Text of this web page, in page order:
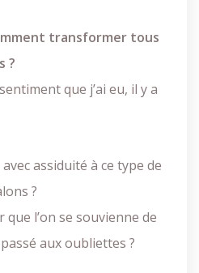
transformer tous
?
que j’ai eu, il y a
assiduité à ce type de
?
l’on se souvienne de
aux oubliettes ?